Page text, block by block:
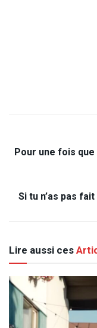
Pour une fois
Si tu n’as pas
Lire aussi ces